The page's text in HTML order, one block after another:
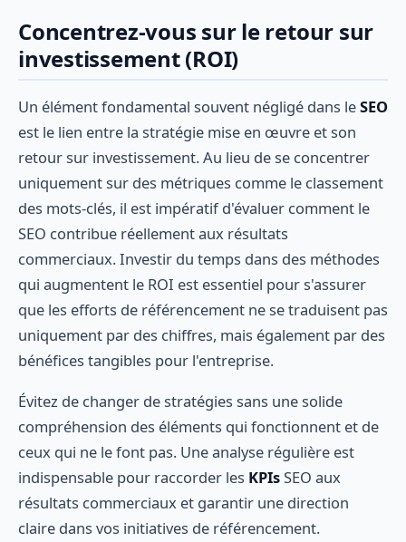
Concentrez-vous sur le retour sur
investissement (ROI)
Un élément fondamental souvent négligé dans leSEO
est le lien entre la stratégie mise en œuvre et son
retour sur investissement. Au lieu de se concentrer
uniquement sur des métriques comme le classement
des mots-clés, il est impératif d'évaluer comment le
SEO contribue réellement aux résultats
commerciaux. Investir du temps dans des méthodes
qui augmentent le ROI est essentiel pour s'assurer
que les efforts de référencement ne se traduisent pas
uniquement par des chiffres, mais également par des
bénéfices tangibles pour l'entreprise.
Évitez de changer de stratégies sans une solide
compréhension des éléments qui fonctionnent et de
ceux qui ne le font pas. Une analyse régulière est
indispensable pour raccorder les KPIsSEO aux
résultats commerciaux et garantir une direction
claire dans vos initiatives de référencement.